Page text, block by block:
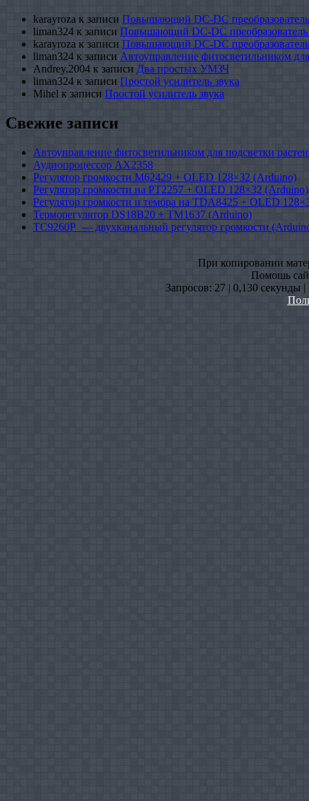
karayroza к записи Повышающий DC-DC
liman324 к записи Повышающий DC-DC
karayroza к записи Повышающий DC-DC
liman324 к записи Автоуправление фитосветильником
Andrey.2004 к записи Два простых УМЗЧ
liman324 к записи Простой усилитель звука
Mihel к записи Простой усилитель звука
Свежие записи
Автоуправление фитосветильником для подсветки
Аудиопроцессор AX2358
Регулятор громкости M62429 + OLED 128×32 (Arduino)
Регулятор громкости на PT2257 + OLED 128×32 (Arduino)
Регулятор громкости и тембра на TDA8425 + OLED
Терморегулятор DS18B20 + TM1637 (Arduino)
TC9260P — двухканальный регулятор громкости
При копировании
Помошь
Запросов: 27 | 0,130 секунды